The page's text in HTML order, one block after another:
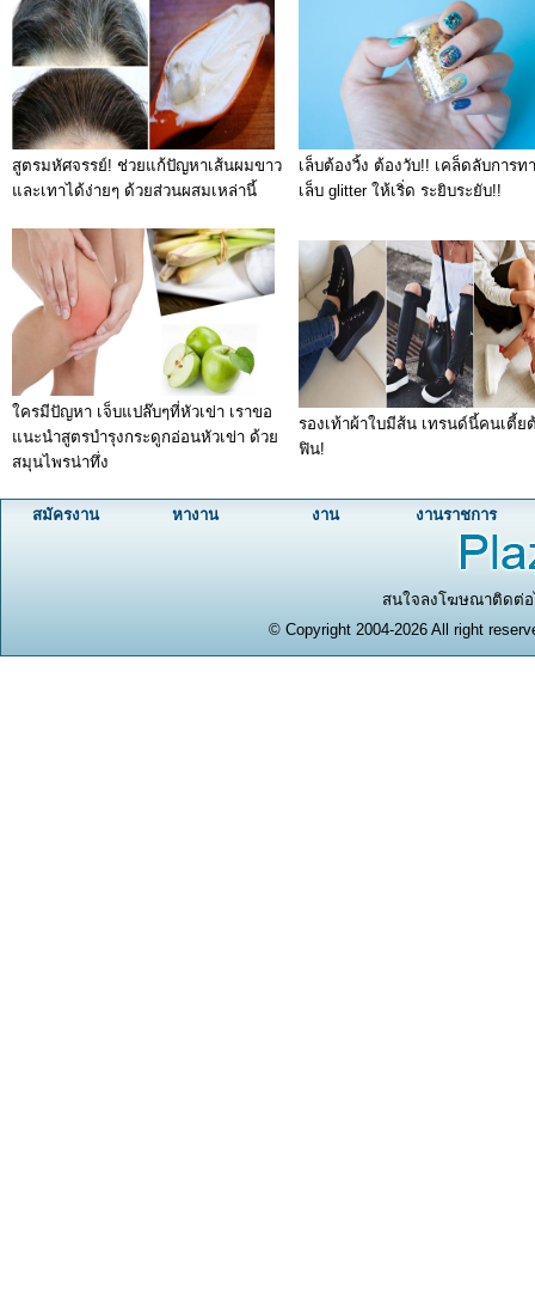
สูตรมหัศจรรย์! ช่วยแก้ปัญหาเส้นผมขาว
และเทาได้ง่ายๆ ด้วยส่วนผสมเหล่านี้
เล็บต้องวิ้ง ต้องวับ!! เคล็ดลับการท
เล็บ glitter ให้เริ่ด ระยิบระยับ!!
ใครมีปัญหา เจ็บแปล๊บๆที่หัวเข่า เราขอ
แนะนำสูตรบำรุงกระดูกอ่อนหัวเข่า ด้วย
สมุนไพรน่าทึ่ง
รองเท้าผ้าใบมีส้น เทรนด์นี้คนเตี้ย
ฟิน!
สมัครงาน หางาน งาน งานราชการ
สนใจลงโฆษณาติดต่อ
© Copyright 2004-2026 All right